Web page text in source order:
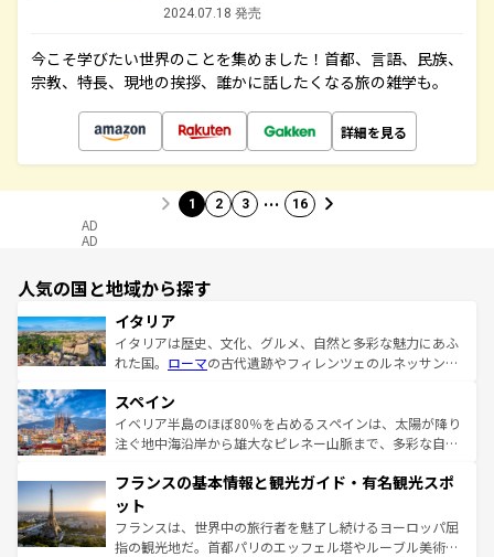
2024.07.18 発売
今こそ学びたい世界のことを集めました！首都、言語、民族、
宗教、特長、現地の挨拶、誰かに話したくなる旅の雑学も。
詳細を見る
1 2 3 … 16
AD
AD
人気の国と地域から探す
イタリア
イタリアは歴史、文化、グルメ、自然と多彩な魅力にあふ
れた国。 ローマの古代遺跡やフィレンツェのルネッサンス
ろん、トスカーナの美しい田園風景やアマルフィ海岸の絶
景など、自然景観も見逃せない。観光の合間には、本場の
ピザやパスタなど、絶品のイタリア料理を堪能することも
ませてくれるイタリアで、忘れられない旅をしてみよう！
なお、新着のイタリア情報は
しい。
スペイン
イベリア半島のほぼ80％を占めるスペインは、太陽が降り
注ぐ地中海沿岸から雄大なピレネー山脈まで、多彩な自然
文化が根付くこの国では、情熱的なフラメンコ、熱気あふ
れる闘牛、そして美味しいタパスが生活の一部となってい
る。首都マドリードの洗練された雰囲気や、バルセロナの
アートに溢れた街角から、地方では古代ローマ遺跡や中世
フランスの基本情報と観光ガイド・有名観光スポ
ット
フランスは、世界中の旅行者を魅了し続けるヨーロッパ屈
指の観光地だ。首都パリのエッフェル塔やルーブル美術館